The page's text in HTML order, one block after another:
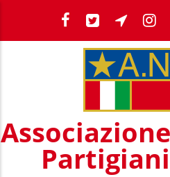
contenuto